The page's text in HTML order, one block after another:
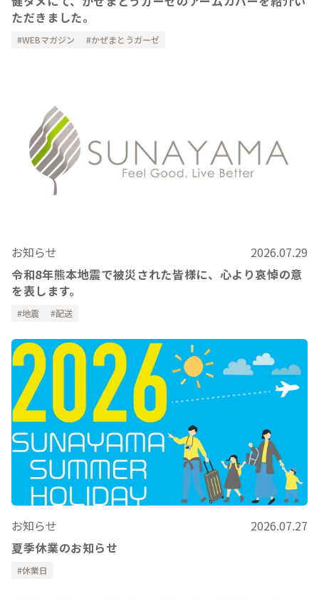
ただきました。
WEBマガジン かぜまとうガーゼ
お知らせ
2026.07.29
令和8年熊本地震で被災された皆様に、心より哀悼の意
を表します。
地震 配送
お知らせ
2026.07.27
夏季休業のお知らせ
休業日